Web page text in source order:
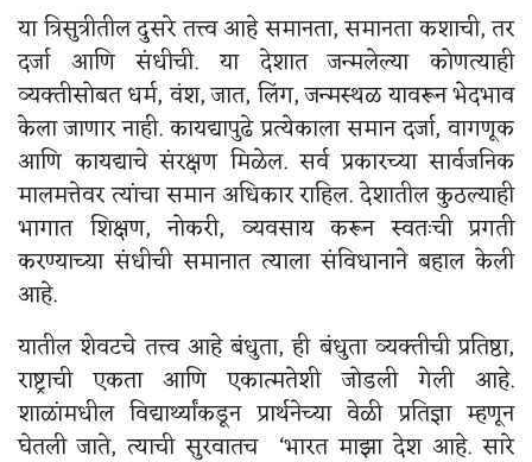
या त्रिसुत्रीतील दुसरे तत्त्व आहे समानता, समानता कशाची, तर
दर्जा आणि संधीची. या देशात जन्मलेल्या कोणत्याही
व्यक्तीसोबत धर्म, वंश, जात, लिंग, जन्मस्थळ यावरून भेदभाव
केला जाणार नाही. कायद्यापुढे प्रत्येकाला समान दर्जा, वागणूक
आणि कायद्याचे संरक्षण मिळेल. सर्व प्रकारच्या सार्वजनिक
मालमत्तेवर त्यांचा समान अधिकार राहिल. देशातील कुठल्याही
भागात शिक्षण, नोकरी, व्यवसाय करून स्वतःची प्रगती
करण्याच्या संधीची समानात त्याला संविधानाने बहाल केली
आहे.
यातील शेवटचे तत्त्व आहे बंधुता, ही बंधुता व्यक्तीची प्रतिष्ठा,
राष्ट्राची एकता आणि एकात्मतेशी जोडली गेली आहे.
शाळांमधील विद्यार्थ्यांकडून प्रार्थनेच्या वेळी प्रतिज्ञा म्हणून
घेतली जाते, त्याची सुरवातच ‘भारत माझा देश आहे. सारे